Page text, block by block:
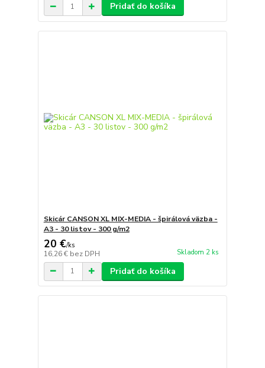
Pridať do košíka
Skicár CANSON XL MIX-MEDIA - špirálová väzba -
A3 - 30 listov - 300 g/m2
20 €/ks
16,26 € bez DPH Skladom 2 ks
Pridať do košíka